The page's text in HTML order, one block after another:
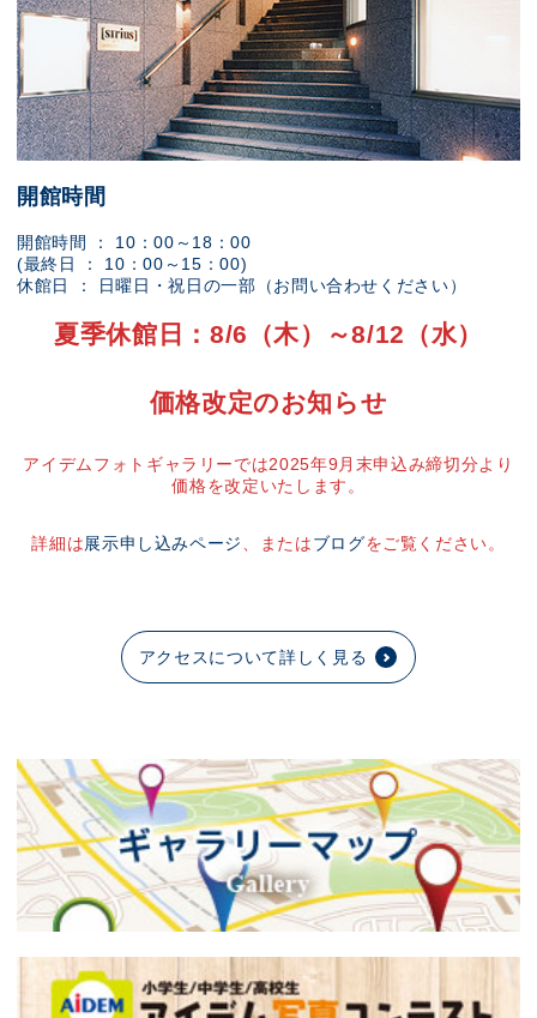
開館時間
開館時間 ： 10：00～18：00
(最終日 ： 10：00～15：00)
休館日 ： 日曜日・祝日の一部（お問い合わせください）
夏季休館日：8/6（木）～8/12（水）
価格改定のお知らせ
アイデムフォトギャラリーでは2025年9月末申込み締切分より
価格を改定いたします。
詳細は展示申し込みページ 、またはブログをご覧ください。
アクセスについて詳しく見る